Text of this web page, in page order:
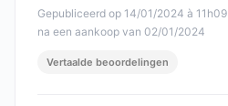
Gepubliceerd op 14/01/2024 à 11h09
na een aankoop van 02/01/2024
Vertaalde beoordelingen